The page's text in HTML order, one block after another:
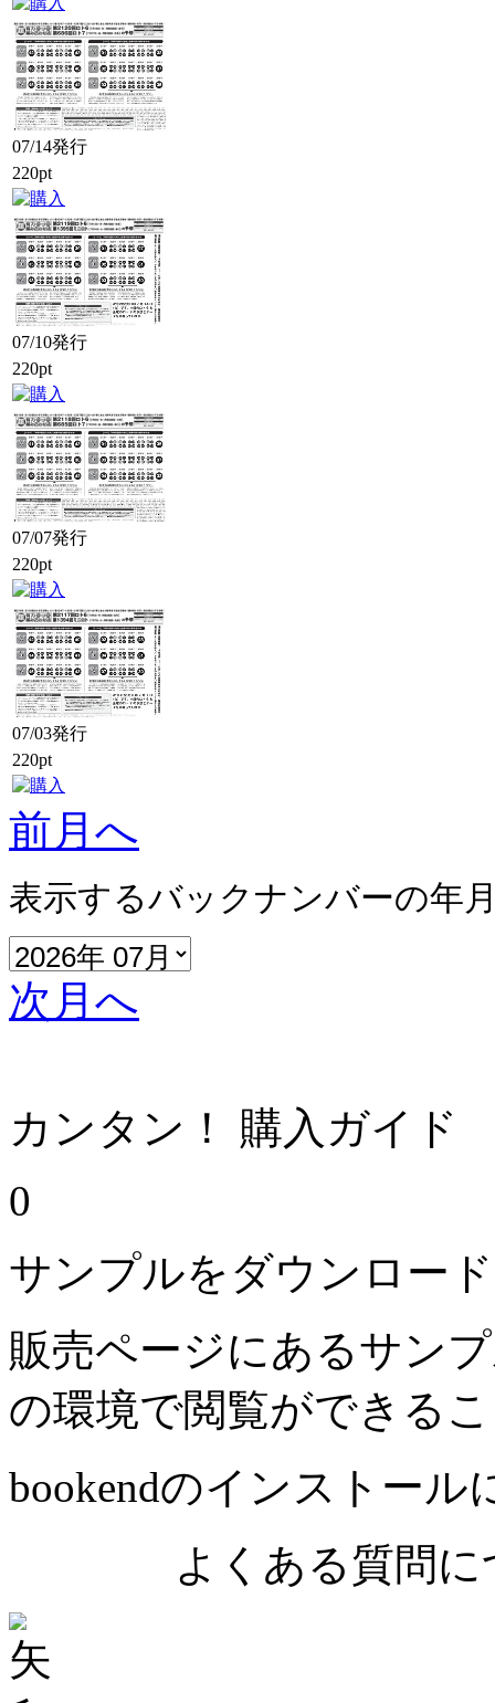
07/14発行
220pt
07/10発行
220pt
07/07発行
220pt
07/03発行
220pt
前月へ
表示するバックナンバーの年
次月へ
カンタン！ 購入ガイド
0
サンプルをダウンロー
販売ページにあるサン
の環境で閲覧ができる
bookendのインストール
よくある質問に